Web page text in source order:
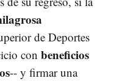
de Deportes
con beneficios
-- y firmar una